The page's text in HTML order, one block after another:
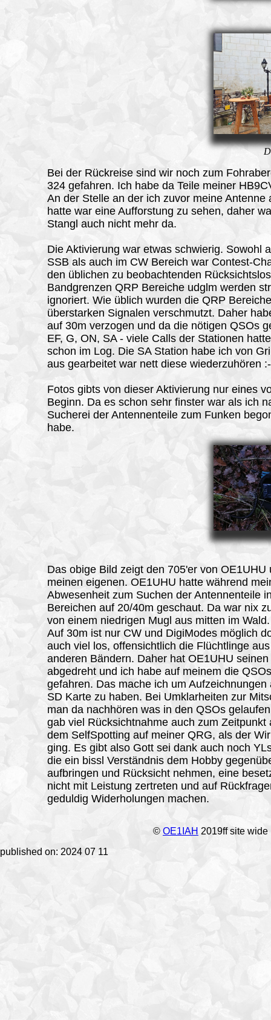
Bei der Rückreise sind wir noch zum
324 gefahren. Ich habe da Teile meiner
An der Stelle an der ich zuvor meine Antenne
hatte war eine Aufforstung zu sehen, daher
Stangl auch nicht mehr da.
Die Aktivierung war etwas schwierig. Sowohl
SSB als auch im CW Bereich war Contest-
den üblichen zu beobachtenden
Bandgrenzen QRP Bereiche udglm werden
ignoriert. Wie üblich wurden die QRP
überstarken Signalen verschmutzt. Daher
auf 30m verzogen und da die nötigen QSOs
EF, G, ON, SA - viele Calls der Stationen
schon im Log. Die SA Station habe ich von
aus gearbeitet war nett diese wiederzuhören
Fotos gibts von dieser Aktivierung nur eines
Beginn. Da es schon sehr finster war als ich
Sucherei der Antennenteile zum Funken
habe.
Das obige Bild zeigt den 705'er von OE1UHU
meinen eigenen. OE1UHU hatte während
Abwesenheit zum Suchen der Antennenteile
Bereichen auf 20/40m geschaut. Da war nix
von einem niedrigen Mugl aus mitten im Wald.
Auf 30m ist nur CW und DigiModes möglich
auch viel los, offensichtlich die Flüchtlinge
anderen Bändern. Daher hat OE1UHU
abgedreht und ich habe auf meinem die
gefahren. Das mache ich um Aufzeichnungen
SD Karte zu haben. Bei Umklarheiten zur
man da nachhören was in den QSOs
gab viel Rücksichtnahme auch zum Zeitpunkt
dem SelfSpotting auf meiner QRG, als der
ging. Es gibt also Gott sei dank auch noch
die ein bissl Verständnis dem Hobby
aufbringen und Rücksicht nehmen, eine
nicht mit Leistung zertreten und auf
geduldig Widerholungen machen.
© OE1IAH 2019ff site
published on: 2024 07 11